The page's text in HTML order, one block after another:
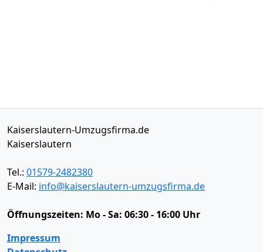
Kaiserslautern-Umzugsfirma.de
Kaiserslautern
Tel.: 01579-2482380
E-Mail: info@kaiserslautern-umzugsfirma.de
Öffnungszeiten: Mo - Sa: 06:30 - 16:00 Uhr
Impressum